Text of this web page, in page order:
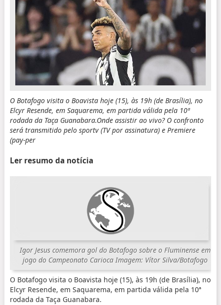
O Botafogo visita o Boavista hoje (15), às 19h (de Brasília), no
Elcyr Resende, em Saquarema, em partida válida pela 10ª
rodada da Taça Guanabara.Onde assistir ao vivo? O confronto
será transmitido pelo sportv (TV por assinatura) e Premiere
(pay-per
Ler resumo da notícia
Igor Jesus comemora gol do Botafogo sobre o Fluminense em
jogo do Campeonato CariocaImagem: Vítor Silva/Botafogo
O Botafogo visita o Boavista hoje (15), às 19h (de Brasília), no
Elcyr Resende, em Saquarema, em partida válida pela 10ª
rodada da Taça Guanabara.
Support Ukraine
❤
Share this widget
📌